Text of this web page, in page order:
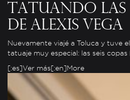
Tatuando
de Alexis Vega
Nuevamente viajé a Toluca y tuve
tatuaje muy especial: las seis
[:es]Ver más[:en]More